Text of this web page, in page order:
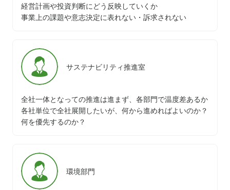
経営計画や投資判断にどう反映していくか
事業上の課題や意志決定に表れない・訴求されない
サステナビリティ推進室
全社一体となっての推進は進まず、各部門で温度差あるか
各社単位で全社展開したいが、何から進めればよいのか？
何を優先するのか？
環境部門